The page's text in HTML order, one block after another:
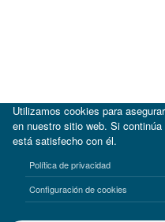
Términos de uso Aviso de privacidad
Utilizamos cookies para
en nuestro sitio web. Si
está satisfecho con él.
Política de privacidad
Configuración de cookies